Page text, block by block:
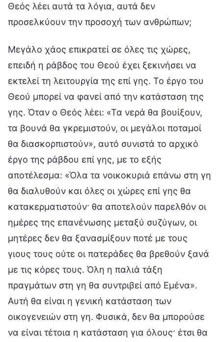
Θεός λέει αυτά τα λόγια, αυτά δεν
προσελκύουν την προσοχή των ανθρώπων;
Μεγάλο χάος επικρατεί σε όλες τις χώρες,
επειδή η ράβδος του Θεού έχει ξεκινήσει να
εκτελεί τη λειτουργία της επί γης. Το έργο του
Θεού μπορεί να φανεί από την κατάσταση της
γης. Όταν ο Θεός λέει: «Τα νερά θα βουίξουν,
τα βουνά θα γκρεμιστούν, οι μεγάλοι ποταμοί
θα διασκορπιστούν», αυτό συνιστά το αρχικό
έργο της ράβδου επί γης, με το εξής
αποτέλεσμα: «Όλα τα νοικοκυριά επάνω στη γη
θα διαλυθούν και όλες οι χώρες επί γης θα
κατακερματιστούν· θα αποτελούν παρελθόν οι
ημέρες της επανένωσης μεταξύ συζύγων, οι
μητέρες δεν θα ξανασμίξουν ποτέ με τους
γιους τους ούτε οι πατεράδες θα βρεθούν ξανά
με τις κόρες τους. Όλη η παλιά τάξη
πραγμάτων στη γη θα συντριβεί από Εμένα».
Αυτή θα είναι η γενική κατάσταση των
οικογενειών στη γη. Φυσικά, δεν θα μπορούσε
να είναι τέτοια η κατάσταση για όλους· έτσι θα